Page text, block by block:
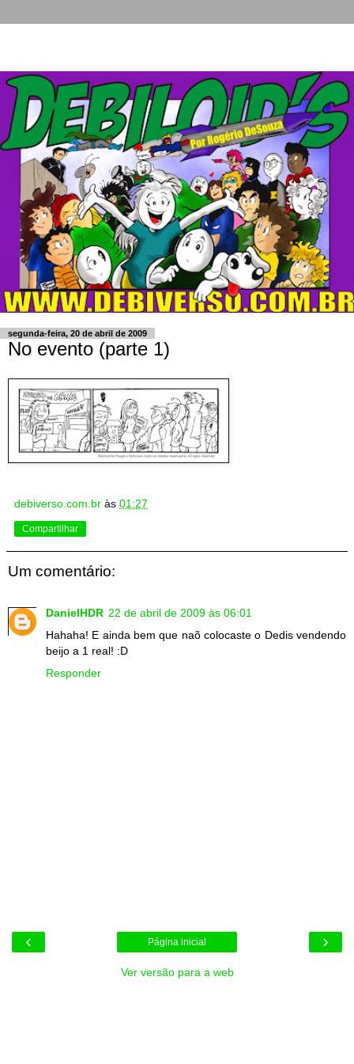
segunda-feira, 20 de abril de 2009
No evento (parte 1)
debiverso.com.br às 01:27
Compartilhar
Um comentário:
DanielHDR 22 de abril de 2009 às 06:01
Hahaha! E ainda bem que naõ colocaste o Dedis vendendo
beijo a 1 real! :D
Responder
‹ ›
Página inicial
Ver versão para a web